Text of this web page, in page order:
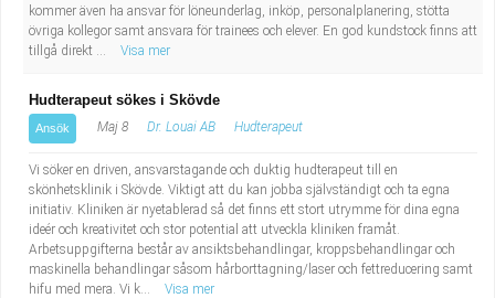
kommer även ha ansvar för löneunderlag, inköp, personalplanering, stötta
övriga kollegor samt ansvara för trainees och elever. En god kundstock finns att
tillgå direkt ...
Visa mer
Hudterapeut sökes i Skövde
Ansök Maj 8 Dr. Louai AB Hudterapeut
Vi söker en driven, ansvarstagande och duktig hudterapeut till en
skönhetsklinik i Skövde. Viktigt att du kan jobba självständigt och ta egna
initiativ. Kliniken är nyetablerad så det finns ett stort utrymme för dina egna
ideér och kreativitet och stor potential att utveckla kliniken framåt.
Arbetsuppgifterna består av ansiktsbehandlingar, kroppsbehandlingar och
maskinella behandlingar såsom hårborttagning/laser och fettreducering samt
hifu med mera. Vi k...
Visa mer